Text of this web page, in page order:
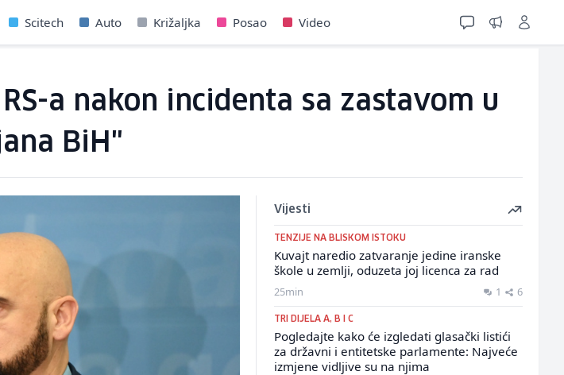
Scitech Auto Križaljka Posao Video
a nakon incidenta sa zastavom u
BiH"
Vijesti
TENZIJE NA BLISKOM ISTOKU
Kuvajt naredio zatvaranje jedine iranske
škole u zemlji, oduzeta joj licenca za rad
25min 1 6
TRI DIJELA A, B I C
Pogledajte kako će izgledati glasački listići
za državni i entitetske parlamente: Najveće
izmjene vidljive su na njima